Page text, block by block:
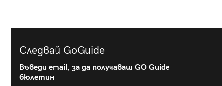
Следвай GoGuide
Въведи email, за да получаваш GO Guide
бюлетин